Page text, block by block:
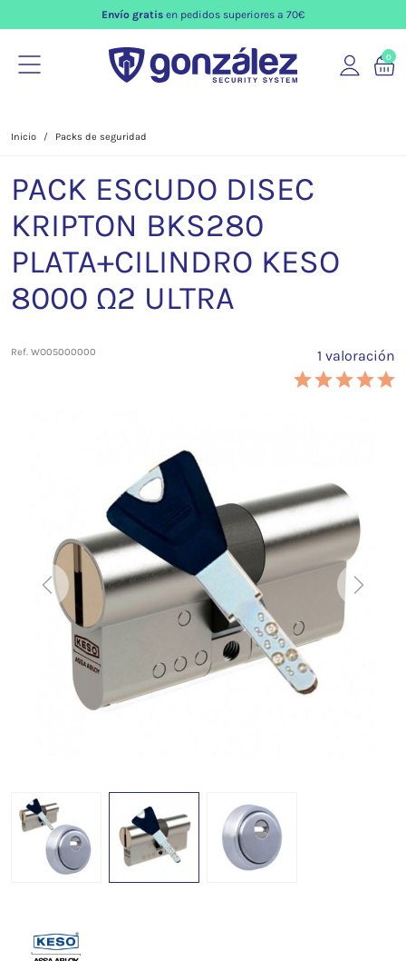
Envío gratis en pedidos superiores a 70€
0
Inicio Packs de seguridad
PACK ESCUDO DISEC
KRIPTON BKS280
PLATA+CILINDRO KESO
8000 Ω2 ULTRA
Ref. WO05000000 1 valoración
Previous Next